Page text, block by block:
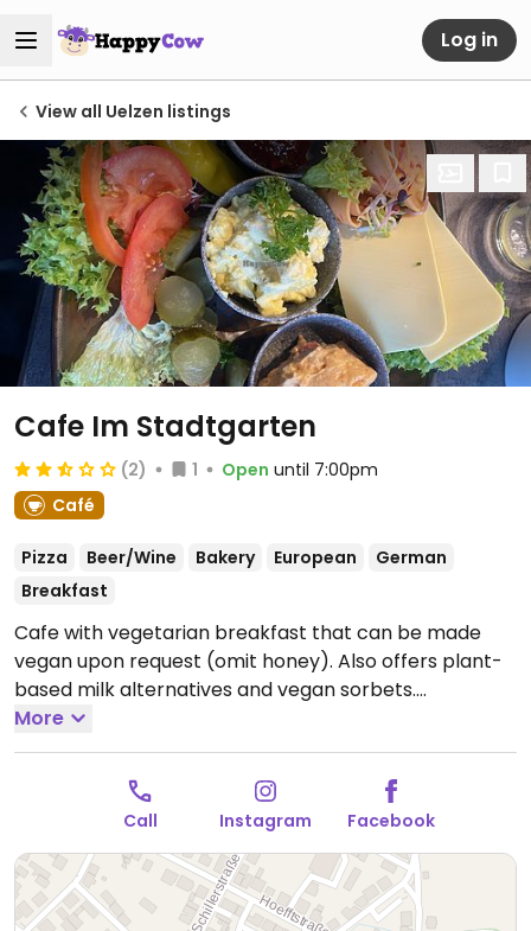
Log in
View all Uelzen listings
Cafe Im Stadtgarten
(2) 1 Open until 7:00pm
Café
Pizza Beer/Wine Bakery European
German
Breakfast
Cafe with vegetarian breakfast that can be made
vegan upon request (omit honey). Also offers plant-
based milk alternatives and vegan sorbets.
Companion animal friendly.
Sat 09:00-20:00, Sun 09:00-19:00.
More
Call Instagram Facebook